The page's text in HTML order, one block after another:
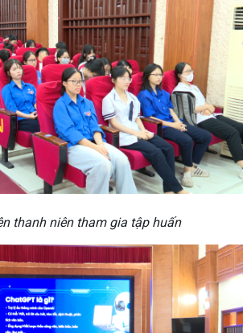
thanh niên tham gia tập huấn